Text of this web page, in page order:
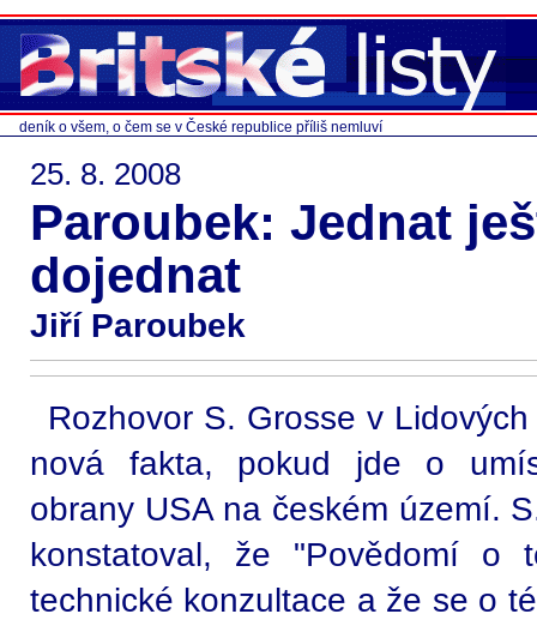
deník o všem, o čem se v České republice příliš nemluví
25. 8. 2008
Paroubek: Jednat
dojednat
Jiří Paroubek
Rozhovor S. Grosse v
nová fakta, pokud jde o
obrany USA na českém území.
konstatoval, že "Povědomí o
technické konzultace a že se o